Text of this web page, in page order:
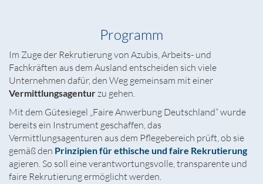
Programm
Im Zuge der Rekrutierung von Azubis, Arbeits- und
Fachkräften aus dem Ausland entscheiden sich viele
Unternehmen dafür, den Weg gemeinsam mit einer
Vermittlungsagenturzu gehen.
Mit dem Gütesiegel „Faire Anwerbung Deutschland“ wurde
bereits ein Instrument geschaffen, das
Vermittlungsagenturen aus dem Pflegebereich prüft, ob sie
gemäß den Prinzipien für ethische und faire Rekrutierung
agieren. So soll eine verantwortungsvolle, transparente und
faire Rekrutierung ermöglicht werden.